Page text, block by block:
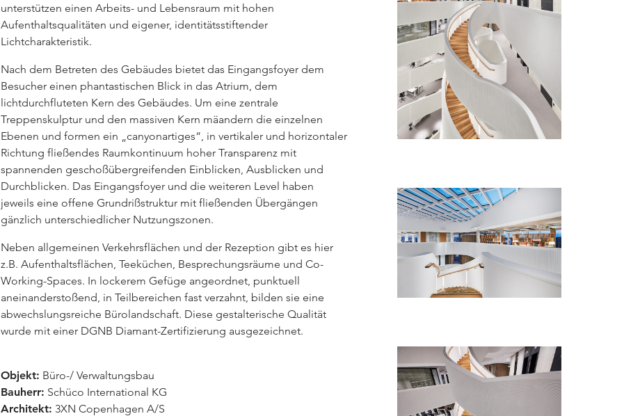
unterstützen einen Arbeits- und Lebensraum mit hohen
Aufenthaltsqualitäten und eigener, identitätsstiftender
Lichtcharakteristik.
Nach dem Betreten des Gebäudes bietet das Eingangsfoyer dem
Besucher einen phantastischen Blick in das Atrium, dem
lichtdurchfluteten Kern des Gebäudes. Um eine zentrale
Treppenskulptur und den massiven Kern mäandern die einzelnen
Ebenen und formen ein „canyonartiges“, in vertikaler und horizontaler
Richtung fließendes Raumkontinuum hoher Transparenz mit
spannenden geschoßübergreifenden Einblicken, Ausblicken und
Durchblicken. Das Eingangsfoyer und die weiteren Level haben
jeweils eine offene Grundrißstruktur mit fließenden Übergängen
gänzlich unterschiedlicher Nutzungszonen.
Neben allgemeinen Verkehrsflächen und der Rezeption gibt es hier
z.B. Aufenthaltsflächen, Teeküchen, Besprechungsräume und Co-
Working-Spaces. In lockerem Gefüge angeordnet, punktuell
aneinanderstoßend, in Teilbereichen fast verzahnt, bilden sie eine
abwechslungsreiche Bürolandschaft. Diese gestalterische Qualität
wurde mit einer DGNB Diamant-Zertifizierung ausgezeichnet.
Objekt: Büro-/ Verwaltungsbau
Bauherr: Schüco International KG
Architekt: 3XN Copenhagen A/S